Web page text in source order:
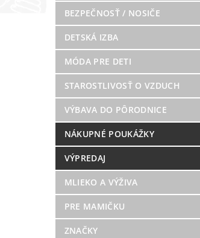
BEZPEČNOSŤ / NOSIČE
DETSKÁ IZBA
MÓDA PRE DETI
STAROSTLIVOSŤ O VZDUCH
VÝBAVA DO PÔRODNICE
NÁKUPNÉ POUKÁŽKY
VÝPREDAJ
MLIEKO A VÝŽIVA
PRE MAMIČKU
ZNAČKY